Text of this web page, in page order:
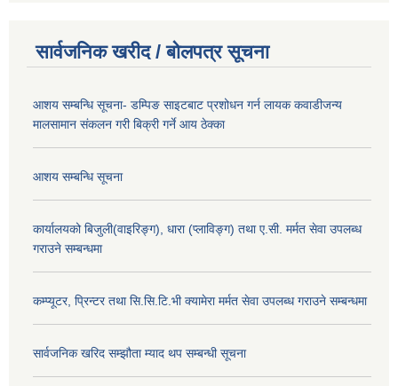
सार्वजनिक खरीद / बोलपत्र सूचना
आशय सम्बन्धि सूचना- डम्पिङ साइटबाट प्रशोधन गर्न लायक कवाडीजन्य
मालसामान संकलन गरी बिक्री गर्ने आय ठेक्का
आशय सम्बन्धि सूचना
कार्यालयको बिजुली(वाइरिङ्ग), धारा (प्लाविङ्ग) तथा ए.सी. मर्मत सेवा उपलब्ध
गराउने सम्बन्धमा
कम्प्यूटर, प्रिन्टर तथा सि.सि.टि.भी क्यामेरा मर्मत सेवा उपलब्ध गराउने सम्बन्धमा
सार्वजनिक खरिद सम्झौता म्याद थप सम्बन्धी सूचना